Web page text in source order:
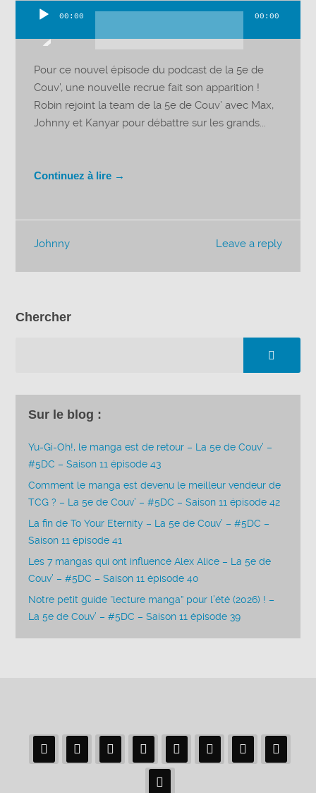
audio
00:00 00:00
Pour ce nouvel épisode du podcast de la 5e de
Couv’, une nouvelle recrue fait son apparition !
Robin rejoint la team de la 5e de Couv’ avec Max,
Johnny et Kanyar pour débattre sur les grands...
Continuez à lire →
Leave a reply
Johnny
Chercher
Sur le blog :
Yu-Gi-Oh!, le manga est de retour – La 5e de Couv’ –
#5DC – Saison 11 épisode 43
Comment le manga est devenu le meilleur vendeur de
TCG ? – La 5e de Couv’ – #5DC – Saison 11 épisode 42
La fin de To Your Eternity – La 5e de Couv’ – #5DC –
Saison 11 épisode 41
Les 7 mangas qui ont influencé Alex Alice – La 5e de
Couv’ – #5DC – Saison 11 épisode 40
Notre petit guide “lecture manga” pour l’été (2026) ! –
La 5e de Couv’ – #5DC – Saison 11 épisode 39